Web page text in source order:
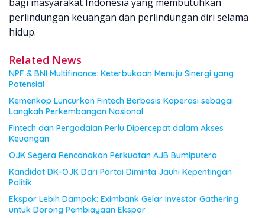
perlindungan keuangan dan perlindungan diri selama
hidup.
Related News
NPF & BNI Multifinance: Keterbukaan Menuju Sinergi yang
Potensial
Kemenkop Luncurkan Fintech Berbasis Koperasi sebagai
Langkah Perkembangan Nasional
Fintech dan Pergadaian Perlu Dipercepat dalam Akses
Keuangan
OJK Segera Rencanakan Perkuatan AJB Bumiputera
Kandidat DK-OJK Dari Partai Diminta Jauhi Kepentingan
Politik
Ekspor Lebih Dampak: Eximbank Gelar Investor Gathering
untuk Dorong Pembiayaan Ekspor